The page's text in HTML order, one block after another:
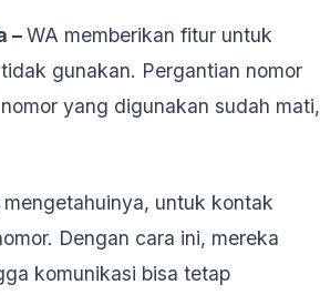
–WA memberikan fitur untuk
gunakan. Pergantian nomor
yang digunakan sudah mati,
untuk kontak
Dengan cara ini, mereka
komunikasi bisa tetap